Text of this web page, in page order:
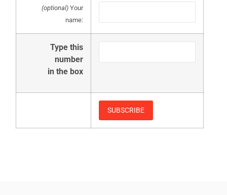
(optional) Your
name:
Type this
number
in the box